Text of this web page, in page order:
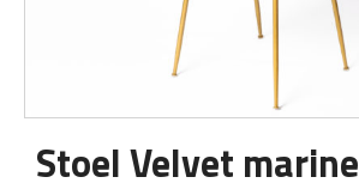
Stoel Velvet marine